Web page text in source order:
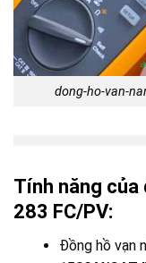
dong-ho-van-
Tính năng của
283 FC/PV:
Đồng hồ vạn